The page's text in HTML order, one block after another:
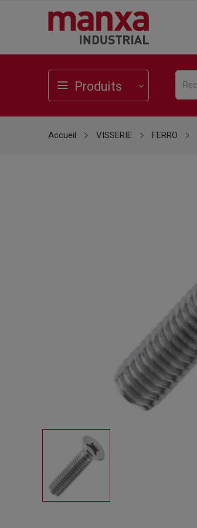
Produits
Accueil VISSERIE FERRO